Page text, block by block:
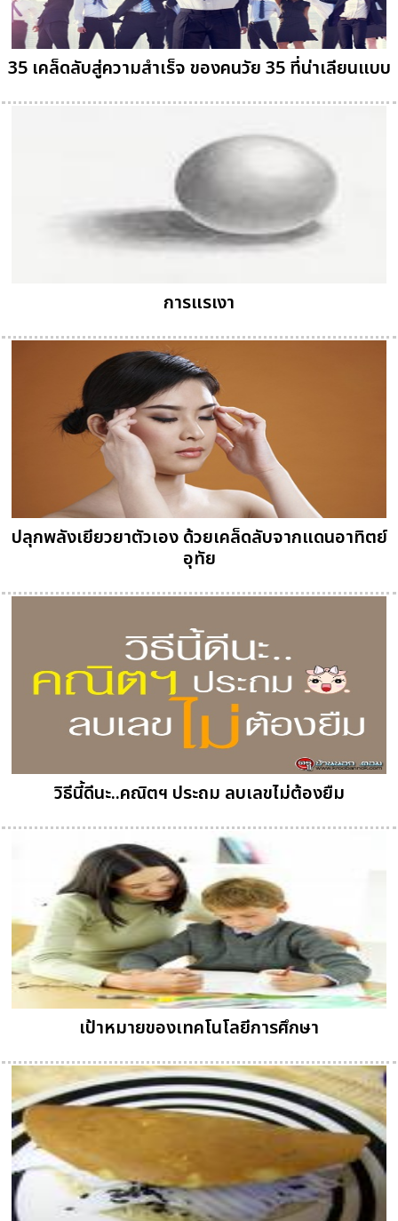
35 เคล็ดลับสู่ความสำเร็จ ของคนวัย 35 ที่น่าเลียนแบบ
การแรเงา
ปลุกพลังเยียวยาตัวเอง ด้วยเคล็ดลับจากแดนอาทิตย์
อุทัย
วิธีนี้ดีนะ..คณิตฯ ประถม ลบเลขไม่ต้องยืม
เป้าหมายของเทคโนโลยีการศึกษา